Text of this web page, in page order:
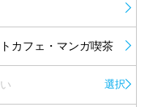
カフェ・マンガ喫茶
選択